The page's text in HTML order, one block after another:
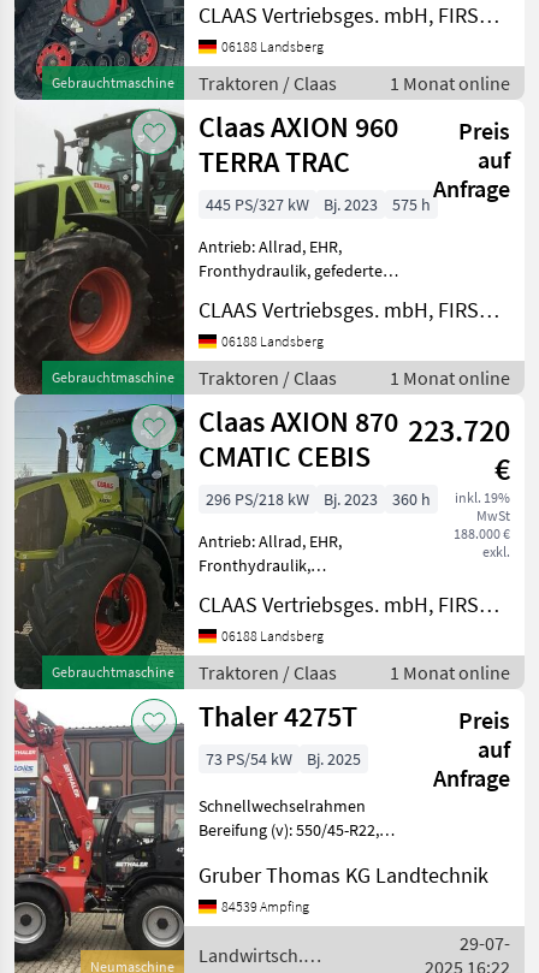
Gebrauchtmaschine
Plattform: Kabine,
Klimaanlage,
Zapfwellendrehzahl: 1000
1000 Allrad
Arbeitsscheinwerfer
Betriebsstu
CLAAS Vertriebsges. mbH, FIRST CLAAS USED Center Landsberg
06188 Landsberg
Traktoren / Claas 1 Monat online
Gebrauchtmaschine
Claas AXION 960
TERRA TRAC
Preis
auf
Anfrage
445 PS/327 kW Bj. 2023
575 h
Antrieb: Allrad, EHR,
Fronthydraulik, gefederte
Landmaschine: Stufenloses
Getriebe, Plattform: Kabine,
Klimaanlage,
Zapfwellendrehzahl: 1000
1000 5
CLAAS Vertriebsges. mbH, FIRST CLAAS USED Center Landsberg
06188 Landsberg
Traktoren / Claas 1 Monat online
Gebrauchtmaschine
Claas AXION 870
CMATIC CEBIS
223.720
€
inkl. 19%
MwSt
188.000 €
exkl.
296 PS/218 kW Bj. 2023
360 h
Antrieb: Allrad, EHR,
Fronthydraulik,
Vorderachse, Getriebeart
Landmaschine: Stufenloses
Getriebe, Plattform: Kabine,
Klimaanlage 1000 540 540 E
A
CLAAS Vertriebsges. mbH, FIRST CLAAS USED Center Landsberg
06188 Landsberg
Traktoren / Claas 1 Monat online
Neumaschine
Thaler 4275T
Preis
auf
Anfrage
73 PS/54 kW Bj. 2025
Schnellwechselrahmen
Bereifung (v): 550/45-R22,
Geschwindigkeit: 25 km/h,
Heizung, Hydrostatischer
Antrieb, Kabine, Diesel,
Telesko
Gruber Thomas KG Landtechnik
84539 Ampfing
Landwirtsch.
29-07-
2025 16:22